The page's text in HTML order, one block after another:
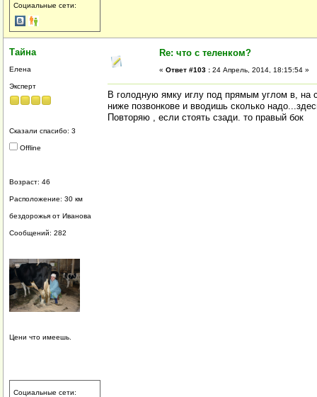
Социальные сети:
Тайна
Елена
Эксперт
Сказали спасибо: 3
Offline
Возраст: 46
Расположение: 30 км
бездорожья от Иванова
Сообщений: 282
Цени что имеешь.
Социальные сети:
Re: что с теленком?
« Ответ #103 : 24 Апрель, 2014, 18:15:54 »
В голодную ямку иглу под прямым углом в,
ниже позвонкове и вводишь сколько
Повторяю , если стоять сзади. то правый бок